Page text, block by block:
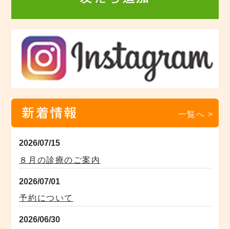
新着情報 一覧へ >
2026/07/15
８月の診療のご案内
2026/07/01
予約について
2026/06/30